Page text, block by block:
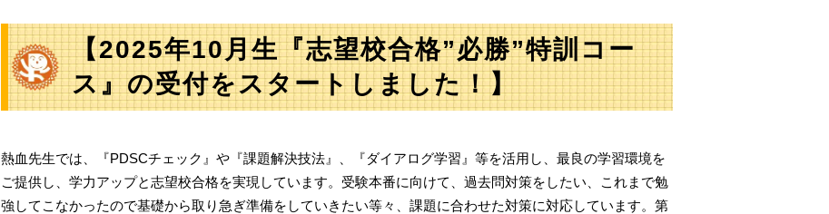
【2025年10月生『志望校合格”必勝”特訓コー
ス』の受付をスタートしました！】
熱血先生では、『PDSCチェック』や『課題解決技法』、『ダイアログ学習』等を活用し、最良の学習環境を
ご提供し、学力アップと志望校合格を実現しています。受験本番に向けて、過去問対策をしたい、これまで勉
強してこなかったので基礎から取り急ぎ準備をしていきたい等々、課題に合わせた対策に対応しています。第